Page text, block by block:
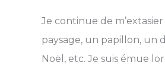
Je continue de
paysage, un papillon, un
Noël, etc. Je suis émue